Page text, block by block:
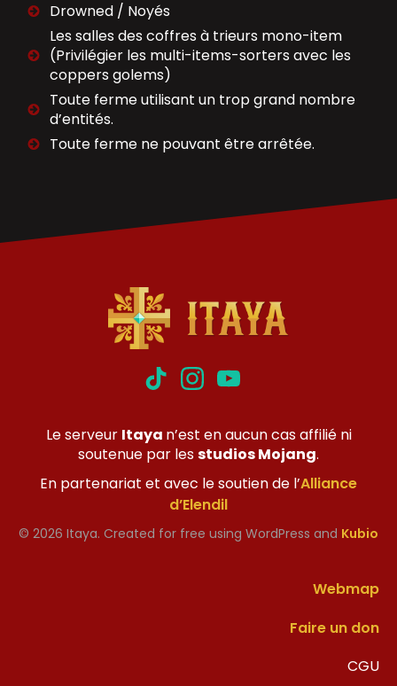
Drowned / Noyés
Les salles des coffres à trieurs mono-item
(Privilégier les multi-items-sorters avec les
coppers golems)
Toute ferme utilisant un trop grand nombre
d’entités.
Toute ferme ne pouvant être arrêtée.
Le serveur Itaya n’est en aucun cas affilié ni
soutenue par lesstudios Mojang.
En partenariat et avec le soutien de l’Alliance
d’Elendil
© 2026 Itaya. Created for free using WordPress and Kubio
Webmap
Faire un don
CGU